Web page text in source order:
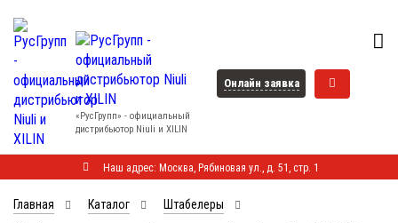
«РусГрупп» - официальный
диcтрибьютор Niuli и XILIN
Онлайн заявка
Наш адрес: Москва, Рябиновая ул., д. 51, стр. 1
Главная Каталог
Штабелеры